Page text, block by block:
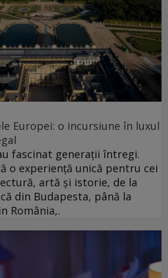
Europei: o incursiune în luxul
fascinat generații întregi.
o experiență unică pentru cei
artă și istorie, de la
din Budapesta, până la
România,.